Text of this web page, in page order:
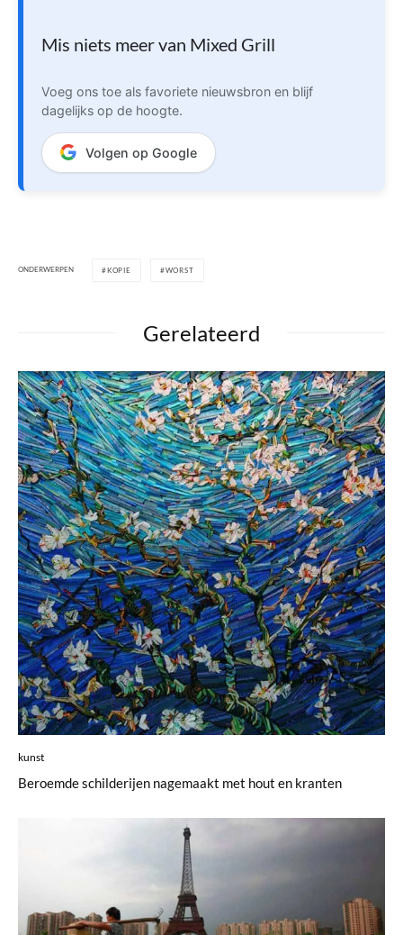
Mis niets meer van Mixed Grill
Voeg ons toe als favoriete nieuwsbron en blijf
dagelijks op de hoogte.
Volgen op Google
ONDERWERPEN KOPIE WORST
Gerelateerd
kunst
Beroemde schilderijen nagemaakt met hout en kranten